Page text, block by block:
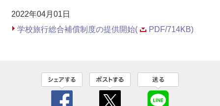
2022年04月01日
学校旅行総合補償制度の提供開始(
PDF/714KB)